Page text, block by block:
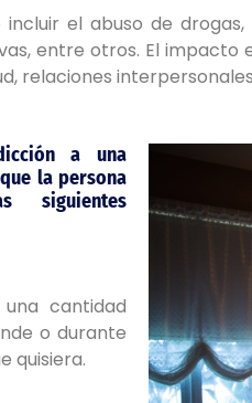
el abuso de
entre otros. El impacto
relaciones
a una
la persona
siguientes
cantidad
o durante
quisiera.